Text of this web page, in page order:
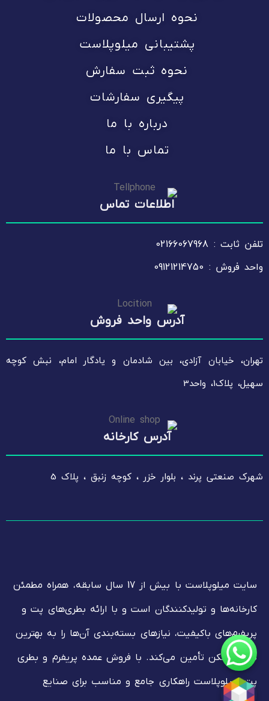
نحوه ارسال محصولات
پشتیبانی میلوپلاست
نحوه ثبت سفارش
پیگیری سفارشات
درباره با ما
تماس با ما
اطلاعات تماس
تلفن ثابت : 02166067968
واحد فروش : 09121214750
آدرس واحد فروش
تهران، خیابان آزادی، بین شادمان و یادگار امام، نبش کوچه
سهیل، پلاک1، واحد3
آدرس کارخانه
شهرک صنعتی پرند ، بلوار خزر ، کوچه زنبق ، پلاک 5
سایت میلوپلاست با بیش از 17 سال سابقه، همراه مطمئن
کارخانه‌ها و تولیدکنندگان است و با ارائه بطری‌های پت و
پریفرم‌های باکیفیت، نیازهای بسته‌بندی آن‌ها را به بهترین
شکل ممکن تأمین می‌کند. با فروش عمده پریفرم و بطری
پت، میلوپلاست راهکاری جامع و مناسب برای صنایع